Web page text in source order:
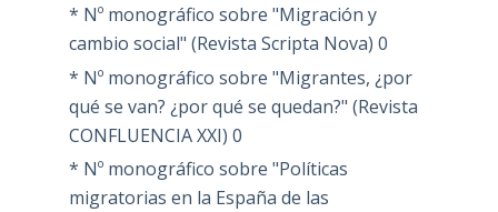
* Nº monográfico sobre "Migración y
cambio social" (Revista Scripta Nova) 0
* Nº monográfico sobre "Migrantes, ¿por
qué se van? ¿por qué se quedan?" (Revista
CONFLUENCIA XXI) 0
* Nº monográfico sobre "Políticas
migratorias en la España de las